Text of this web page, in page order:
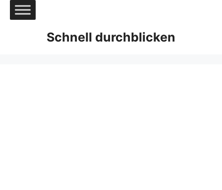
Zum
Inhalt
Schnell durchblicken